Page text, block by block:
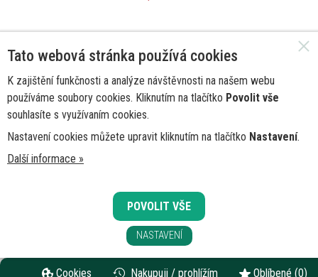
Cookies Nakupuji / prohlížím Oblíbené (0)
Tato webová stránka používá cookies
K zajištění funkčnosti a analýze návštěvnosti na našem webu
používáme soubory cookies. Kliknutím na tlačítko Povolit vše
souhlasíte s využívaním cookies.
Nastavení cookies můžete upravit kliknutím na tlačítko Nastavení.
Další informace »
POVOLIT VŠE
NASTAVENÍ